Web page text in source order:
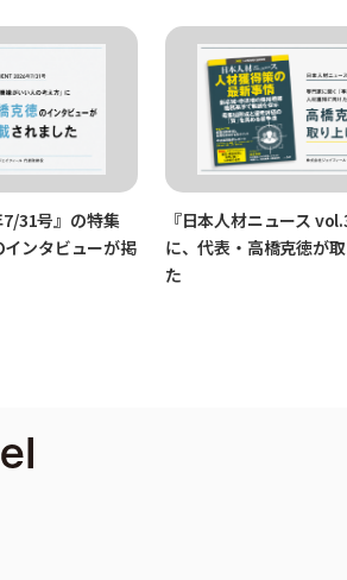
7/31号』の特集
ンタビューが掲
『日本人材ニュース
に、代表・高橋克徳が
た